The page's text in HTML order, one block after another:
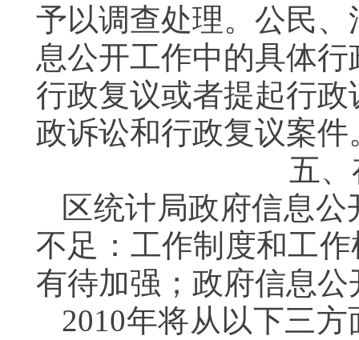
予以调查处理。公民
息公开工作中的具体
行政复议或者提起行
政诉讼和行政复议案件
五
区统计局政府信息
不足：工作制度和工
有待加强；政府信息
2010年将从以下三